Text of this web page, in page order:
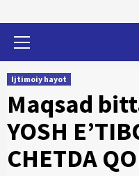
Ijtimoiy hayot
Maqsad
YOSH
CHETDA